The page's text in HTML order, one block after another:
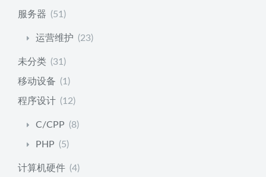
服务器 (51)
运营维护 (23)
未分类 (31)
移动设备 (1)
程序设计 (12)
C/CPP (8)
PHP (5)
计算机硬件 (4)